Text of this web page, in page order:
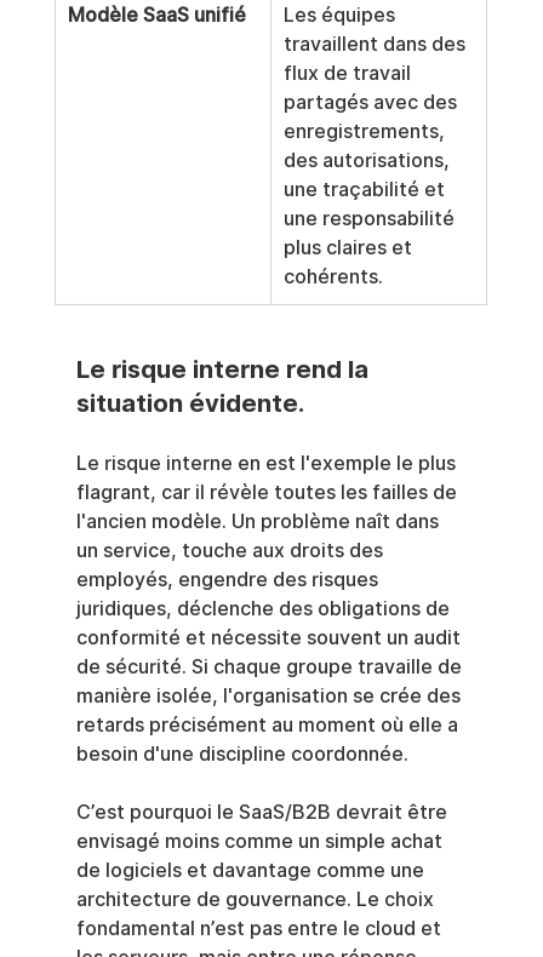
Modèle SaaS unifié
Les équipes
travaillent dans des
flux de travail
partagés avec des
enregistrements,
des autorisations,
une traçabilité et
une responsabilité
plus claires et
cohérents.
Le risque interne rend la
situation évidente.
Le risque interne en est l'exemple le plus
flagrant, car il révèle toutes les failles de
l'ancien modèle. Un problème naît dans
un service, touche aux droits des
employés, engendre des risques
juridiques, déclenche des obligations de
conformité et nécessite souvent un audit
de sécurité. Si chaque groupe travaille de
manière isolée, l'organisation se crée des
retards précisément au moment où elle a
besoin d'une discipline coordonnée.
C’est pourquoi le SaaS/B2B devrait être
envisagé moins comme un simple achat
de logiciels et davantage comme une
architecture de gouvernance. Le choix
fondamental n’est pas entre le cloud et